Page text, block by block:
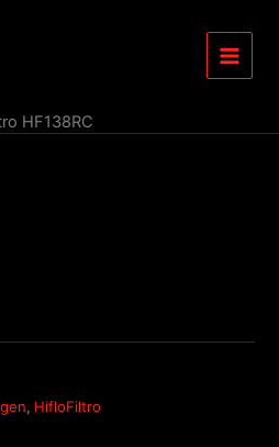
HF138RC
, HifloFiltro